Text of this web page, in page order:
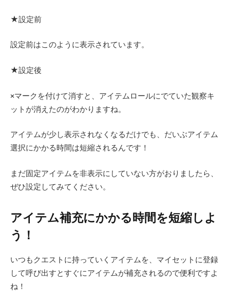
★設定前
設定前はこのように表示されています。
★設定後
×マークを付けて消すと、アイテムロールにでていた観察キ
ットが消えたのがわかりますね。
アイテムが少し表示されなくなるだけでも、だいぶアイテム
選択にかかる時間は短縮されるんです！
まだ固定アイテムを非表示にしていない方がおりましたら、
ぜひ設定してみてください。
アイテム補充にかかる時間を短縮しよ
う！
いつもクエストに持っていくアイテムを、マイセットに登録
して呼び出すとすぐにアイテムが補充されるので便利ですよ
ね！